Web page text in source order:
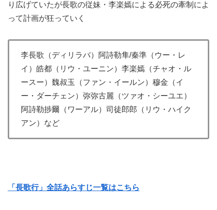
り広げていたが長歌の従妹・李楽嫣による必死の牽制によ
って計画が狂っていく
李長歌（ディリラバ）阿詩勒隼/秦準（ウー・レ
イ）皓都（リウ・ユーニン）李楽嫣（チャオ・ル
ースー）魏叔玉（ファン・イールン）穆金（イ
ー・ダーチェン）弥弥古麗（ツァオ・シーユエ）
阿詩勒捗爾（ワーアル）司徒郎郎（リウ・ハイク
アン）など
「長歌行」全話あらすじ一覧はこちら